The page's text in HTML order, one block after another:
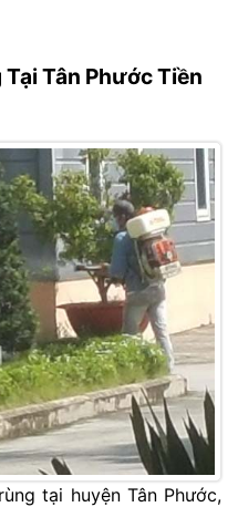
Tân Phước Tiền
tại huyện Tân Phước,